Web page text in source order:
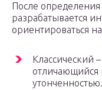
После
разрабатывается
ориентироваться
Классический
отличающийся
утонченностью.